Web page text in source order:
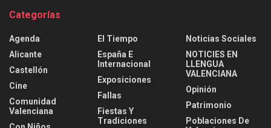
Categorías
Agenda
Alicante
Castellón
Cine
Comunidad
Valenciana
El Tiempo
España E
Internacional
Exposiciones
Fallas
Fiestas Y
Tradiciones
Noticias Sociales
NOTICIES EN
LLENGUA
VALENCIANA
Opinión
Patrimonio
Poblaciones De